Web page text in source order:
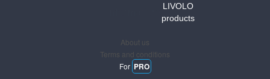
LIVOLO
products
About us
Terms and conditions
For PRO